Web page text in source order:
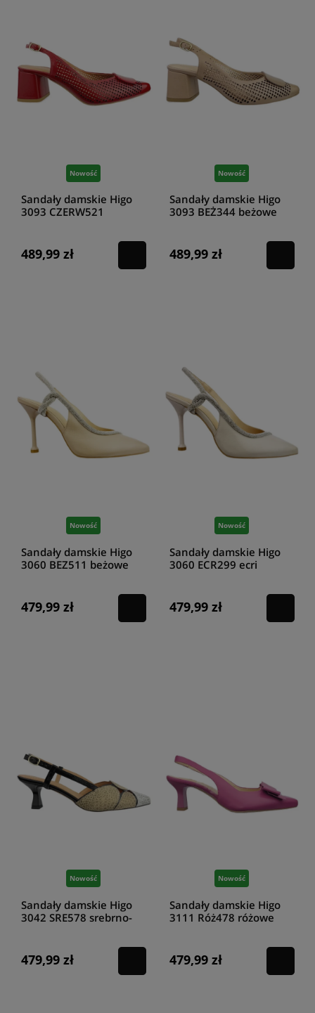
Nowość
Sandały damskie Higo
3093 CZERW521
489,99 zł
Nowość
Sandały damskie Higo
3093 BEŻ344 beżowe
489,99 zł
Nowość
Sandały damskie Higo
3060 BEZ511 beżowe
479,99 zł
Nowość
Sandały damskie Higo
3060 ECR299 ecri
479,99 zł
Nowość
Sandały damskie Higo
3042 SRE578 srebrno-
479,99 zł
Nowość
Sandały damskie Higo
3111 Róż478 różowe
479,99 zł